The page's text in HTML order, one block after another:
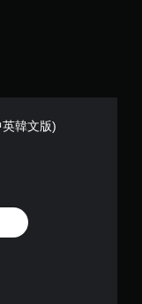
韓文版)